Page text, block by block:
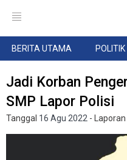
BERITA UTAMA POLITIK
Jadi Korban
SMP Lapor Polisi
Tanggal 16 Agu 2022 - Laporan